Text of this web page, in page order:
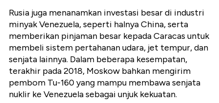
Rusia juga menanamkan investasi besar di industri
minyak Venezuela, seperti halnya China, serta
memberikan pinjaman besar kepada Caracas untuk
membeli sistem pertahanan udara, jet tempur, dan
senjata lainnya. Dalam beberapa kesempatan,
terakhir pada 2018, Moskow bahkan mengirim
pembom Tu-160 yang mampu membawa senjata
nuklir ke Venezuela sebagai unjuk kekuatan.